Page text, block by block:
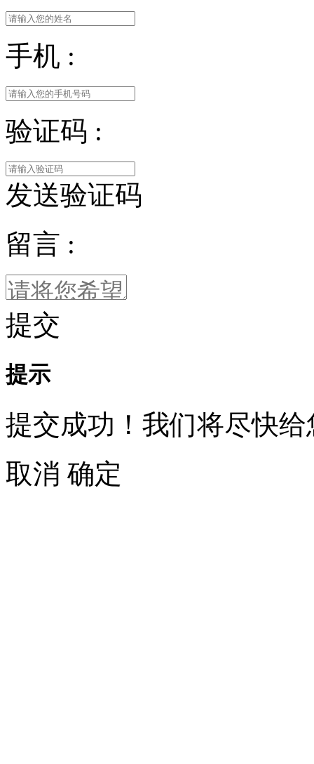
手机 :
验证码 :
发送验证码
留言 :
提交
提示
提交成功！我们将尽快
取消 确定